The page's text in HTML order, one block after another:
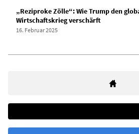
„Reziproke Zölle“: Wie Trump den
Wirtschaftskrieg verschärft
16. Februar 2025